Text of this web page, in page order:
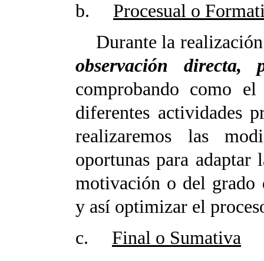
b. Procesual o
Durante la realización
observación directa,
comprobando como
diferentes actividades
realizaremos las
oportunaspara adaptar
motivación o del grado
y así optimizar el
c. Final o Sumativa